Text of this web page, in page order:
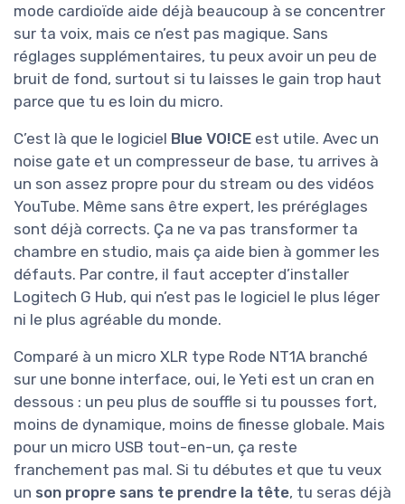
mode cardioïde aide déjà beaucoup à se concentrer
sur ta voix, mais ce n’est pas magique. Sans
réglages supplémentaires, tu peux avoir un peu de
bruit de fond, surtout si tu laisses le gain trop haut
parce que tu es loin du micro.
C’est là que le logiciel Blue VO!CE est utile. Avec un
noise gate et un compresseur de base, tu arrives à
un son assez propre pour du stream ou des vidéos
YouTube. Même sans être expert, les préréglages
sont déjà corrects. Ça ne va pas transformer ta
chambre en studio, mais ça aide bien à gommer les
défauts. Par contre, il faut accepter d’installer
Logitech G Hub, qui n’est pas le logiciel le plus léger
ni le plus agréable du monde.
Comparé à un micro XLR type Rode NT1A branché
sur une bonne interface, oui, le Yeti est un cran en
dessous : un peu plus de souffle si tu pousses fort,
moins de dynamique, moins de finesse globale. Mais
pour un micro USB tout-en-un, ça reste
franchement pas mal. Si tu débutes et que tu veux
un son propre sans te prendre la tête, tu seras déjà